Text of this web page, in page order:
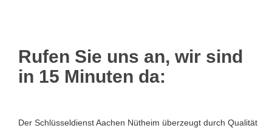
Rufen Sie uns an, wir sind
in 15 Minuten da:
Der Schlüsseldienst Aachen Nütheim überzeugt durch Qualität